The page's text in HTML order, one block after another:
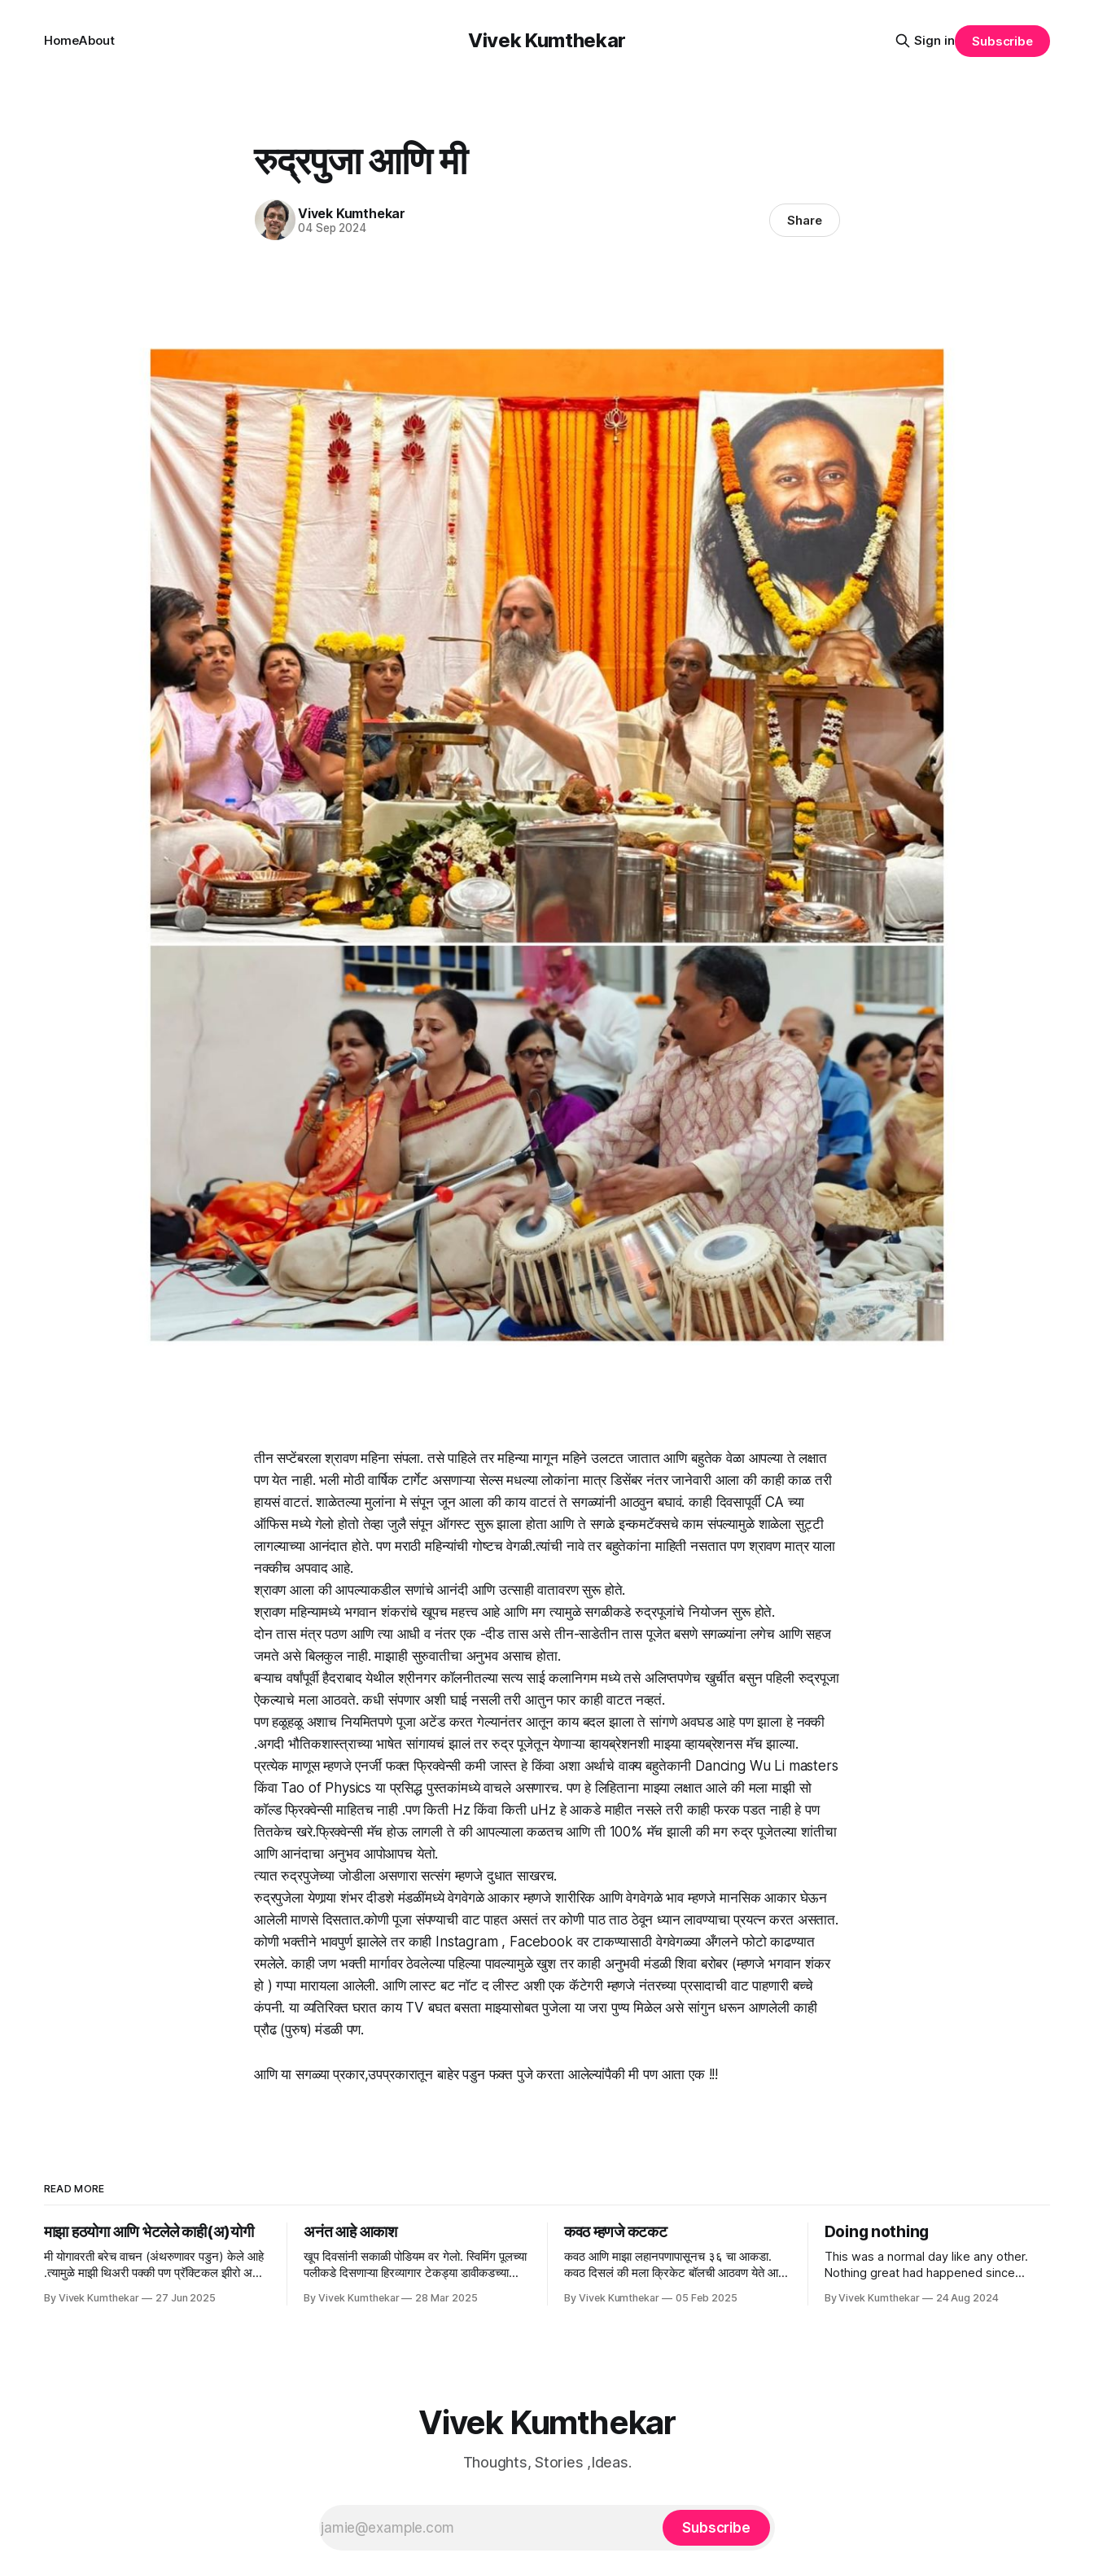
Vivek Kumthekar
HomeAbout Sign in Subscribe
रुद्रपुजा आणि मी
Vivek Kumthekar
04 Sep 2024 Share
तीन सप्टेंबरला श्रावण महिना संपला. तसे पाहिले तर महिन्या मागून महिने उलटत जातात आणि बहुतेक वेळा आपल्या ते लक्षात
पण येत नाही. भली मोठी वार्षिक टार्गेट असणाऱ्या सेल्स मधल्या लोकांना मात्र डिसेंबर नंतर जानेवारी आला की काही काळ तरी
हायसं वाटतं. शाळेतल्या मुलांना मे संपून जून आला की काय वाटतं ते सगळ्यांनी आठवुन बघावं. काही दिवसापूर्वी CA च्या
ऑफिस मध्ये गेलो होतो तेव्हा जुलै संपून ऑगस्ट सुरू झाला होता आणि ते सगळे इन्कमटॅक्सचे काम संपल्यामुळे शाळेला सुट्टी
लागल्याच्या आनंदात होते. पण मराठी महिन्यांची गोष्टच वेगळी.त्यांची नावे तर बहुतेकांना माहिती नसतात पण श्रावण मात्र याला
नक्कीच अपवाद आहे.
श्रावण आला की आपल्याकडील सणांचे आनंदी आणि उत्साही वातावरण सुरू होते.
श्रावण महिन्यामध्ये भगवान शंकरांचे खूपच महत्त्व आहे आणि मग त्यामुळे सगळीकडे रुद्रपूजांचे नियोजन सुरू होते.
दोन तास मंत्र पठण आणि त्या आधी व नंतर एक -दीड तास असे तीन-साडेतीन तास पूजेत बसणे सगळ्यांना लगेच आणि सहज
जमते असे बिलकुल नाही. माझाही सुरुवातीचा अनुभव असाच होता.
बऱ्याच वर्षांपूर्वी हैदराबाद येथील श्रीनगर कॉलनीतल्या सत्य साई कलानिगम मध्ये तसे अलिप्तपणेच खुर्चीत बसुन पहिली रुद्रपूजा
ऐकल्याचे मला आठवते. कधी संपणार अशी घाई नसली तरी आतुन फार काही वाटत नव्हतं.
पण हळूहळू अशाच नियमितपणे पूजा अटेंड करत गेल्यानंतर आतून काय बदल झाला ते सांगणे अवघड आहे पण झाला हे नक्की
.अगदी भौतिकशास्त्राच्या भाषेत सांगायचं झालं तर रुद्र पूजेतून येणाऱ्या व्हायब्रेशनशी माझ्या व्हायब्रेशनस मॅच झाल्या.
प्रत्येक माणूस म्हणजे एनर्जी फक्त फ्रिक्वेन्सी कमी जास्त हे किंवा अशा अर्थाचे वाक्य बहुतेकानी Dancing Wu Li masters
किंवा Tao of Physics या प्रसिद्ध पुस्तकांमध्ये वाचले असणारच. पण हे लिहिताना माझ्या लक्षात आले की मला माझी सो
कॉल्ड फ्रिक्वेन्सी माहितच नाही .पण किती Hz किंवा किती uHz हे आकडे माहीत नसले तरी काही फरक पडत नाही हे पण
तितकेच खरे.फ्रिक्वेन्सी मॅच होऊ लागली ते की आपल्याला कळतच आणि ती 100% मॅच झाली की मग रुद्र पूजेतल्या शांतीचा
आणि आनंदाचा अनुभव आपोआपच येतो.
त्यात रुद्रपुजेच्या जोडीला असणारा सत्संग म्हणजे दुधात साखरच.
रुद्रपुजेला येणार्‍या शंभर दीडशे मंडळींमध्ये वेगवेगळे आकार म्हणजे शारीरिक आणि वेगवेगळे भाव म्हणजे मानसिक आकार घेऊन
आलेली माणसे दिसतात.कोणी पूजा संपण्याची वाट पाहत असतं तर कोणी पाठ ताठ ठेवून ध्यान लावण्याचा प्रयत्न करत असतात.
कोणी भक्तीने भावपुर्ण झालेले तर काही Instagram , Facebook वर टाकण्यासाठी वेगवेगळ्या अँगलने फोटो काढण्यात
रमलेले. काही जण भक्ती मार्गावर ठेवलेल्या पहिल्या पावल्यामुळे खुश तर काही अनुभवी मंडळी शिवा बरोबर (म्हणजे भगवान शंकर
हो ) गप्पा मारायला आलेली. आणि लास्ट बट नॉट द लीस्ट अशी एक कॅटेगरी म्हणजे नंतरच्या प्रसादाची वाट पाहणारी बच्चे
कंपनी. या व्यतिरिक्त घरात काय TV बघत बसता माझ्यासोबत पुजेला या जरा पुण्य मिळेल असे सांगुन धरून आणलेली काही
प्रौढ (पुरुष) मंडळी पण.
आणि या सगळ्या प्रकार,उपप्रकारातून बाहेर पडुन फक्त पुजे करता आलेल्यांपैकी मी पण आता एक !!!
READ MORE
माझा हठयोगा आणि भेटलेले काही(अ)योगी
मी योगावरती बरेच वाचन (अंथरुणावर पडुन) केले आहे
.त्यामुळे माझी थिअरी पक्की पण प्रॅक्टिकल झीरो अशी
By Vivek Kumthekar 27 Jun 2025
अनंत आहे आकाश
खूप दिवसांनी सकाळी पोडियम वर गेलो. स्विमिंग पूलच्या
पलीकडे दिसणाऱ्या हिरव्यागार टेकड्या डावीकडच्या
By Vivek Kumthekar 28 Mar 2025
कवठ म्हणजे कटकट
कवठ आणि माझा लहानपणापासूनच ३६ चा आकडा.
कवठ दिसलं की मला क्रिकेट बॉलची आठवण येते आणि
मी त्याला सि
By Vivek Kumthekar 05 Feb 2025
Doing nothing
This was a normal day like any other.
Nothing great had happened since
things could be different for the rest of
By Vivek Kumthekar 24 Aug 2024
Vivek Kumthekar
Thoughts, Stories ,Ideas.
Subscribe